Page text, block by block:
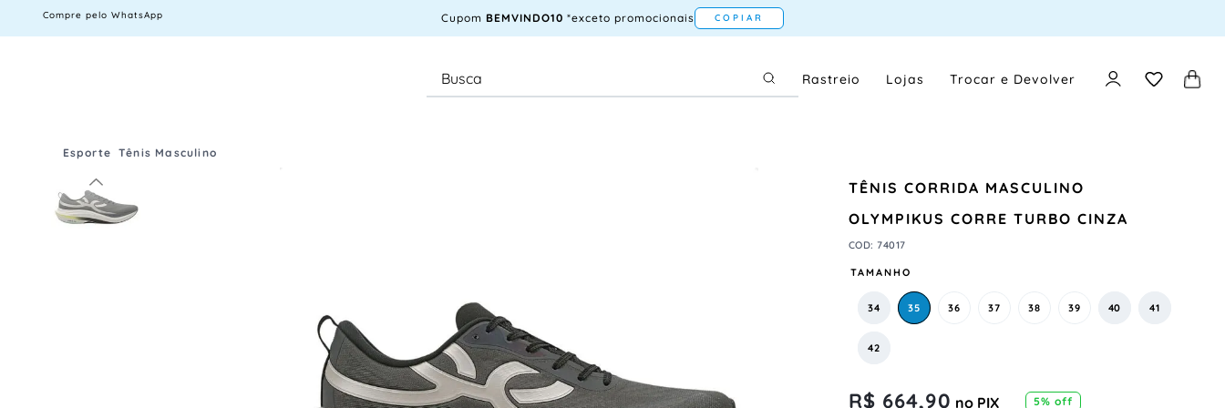
Compre pelo WhatsApp Cupom BEMVINDO10 *exceto promocionais COPIAR
Rastreio Lojas Trocar e Devolver
Esporte Tênis Masculino
TÊNIS CORRIDA MASCULINO
OLYMPIKUS CORRE TURBO CINZA
COD:74017
TAMANHO
34 35 36 37 38 39 40 41
42
R$ 664,90 no PIX 5% off